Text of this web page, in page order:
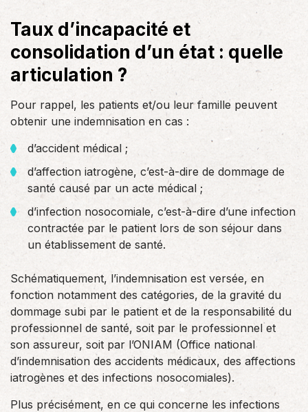
Taux d’incapacité et
consolidation d’un état : quelle
articulation ?
Pour rappel, les patients et/ou leur famille peuvent
obtenir une indemnisation en cas :
d’accident médical ;
d’affection iatrogène, c’est-à-dire de dommage de
santé causé par un acte médical ;
d’infection nosocomiale, c’est-à-dire d’une infection
contractée par le patient lors de son séjour dans
un établissement de santé.
Schématiquement, l’indemnisation est versée, en
fonction notamment des catégories, de la gravité du
dommage subi par le patient et de la responsabilité du
professionnel de santé, soit par le professionnel et
son assureur, soit par l’ONIAM (Office national
d’indemnisation des accidents médicaux, des affections
iatrogènes et des infections nosocomiales).
Plus précisément, en ce qui concerne les infections